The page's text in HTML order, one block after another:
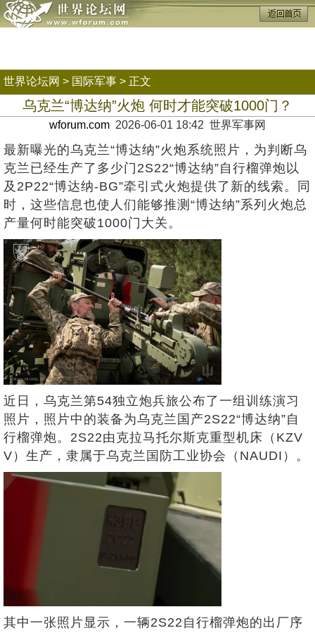
世界论坛网 > 国际军事 > 正文
乌克兰“博达纳”火炮 何时才能突破1000门？
wforum.com 2026-06-01 18:42 世界军事网
最新曝光的乌克兰“博达纳”火炮系统照片，为判断乌
克兰已经生产了多少门2S22“博达纳”自行榴弹炮以
及2P22“博达纳-BG”牵引式火炮提供了新的线索。同
时，这些信息也使人们能够推测“博达纳”系列火炮总
产量何时能突破1000门大关。
近日，乌克兰第54独立炮兵旅公布了一组训练演习
照片，照片中的装备为乌克兰国产2S22“博达纳”自
行榴弹炮。2S22由克拉马托尔斯克重型机床（KZV
V）生产，隶属于乌克兰国防工业协会（NAUDI）。
其中一张照片显示，一辆2S22自行榴弹炮的出厂序